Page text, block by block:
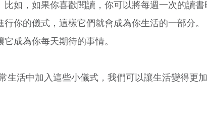
如，如果你喜歡閱讀，你可以將每週一次的讀書
你的儀式，這樣它們就會成為你生活的一部分。
成為你每天期待的事情。
生活中加入這些小儀式，我們可以讓生活變得更